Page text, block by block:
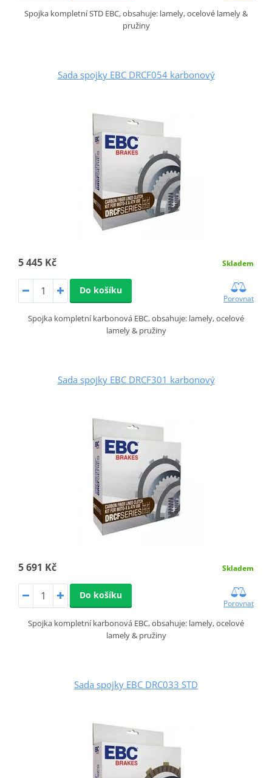
Spojka kompletní STD EBC, obsahuje: lamely, ocelové lamely &
pružiny
Sada spojky EBC DRCF054 karbonový
5 445 Kč Skladem
Do košíku
Porovnat
Spojka kompletní karbonová EBC, obsahuje: lamely, ocelové
lamely & pružiny
Sada spojky EBC DRCF301 karbonový
5 691 Kč Skladem
Do košíku
Porovnat
Spojka kompletní karbonová EBC, obsahuje: lamely, ocelové
lamely & pružiny
Sada spojky EBC DRC033 STD